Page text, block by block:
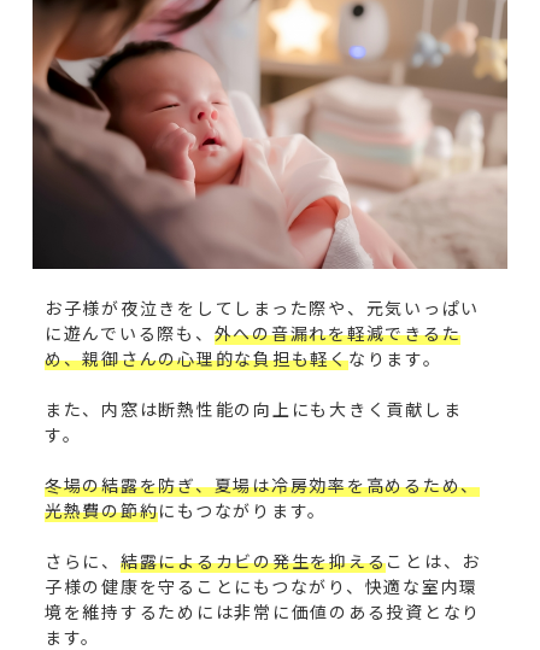
お子様が夜泣きをしてしまった際や、元気いっぱい
に遊んでいる際も、 外への音漏れを軽減できるた
め、親御さんの心理的な負担も軽くなります。
また、内窓は断熱性能の向上にも大きく貢献しま
す。
冬場の結露を防ぎ、夏場は冷房効率を高めるため、
光熱費の節約にもつながります。
さらに、 結露によるカビの発生を抑えることは、お
子様の健康を守ることにもつながり、快適な室内環
境を維持するためには非常に価値のある投資となり
ます。